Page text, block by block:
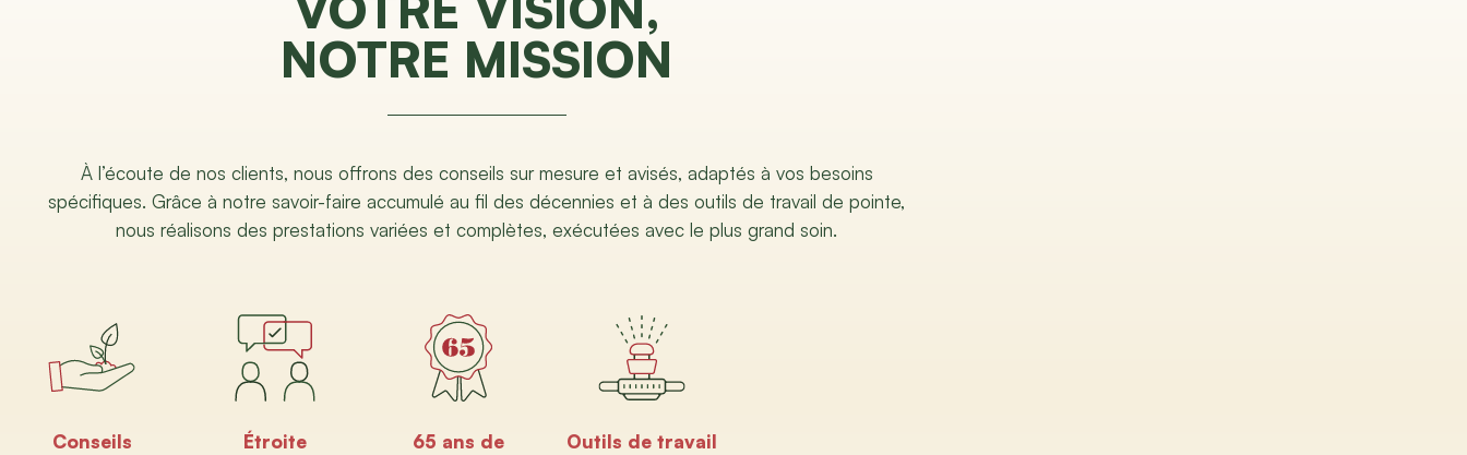
NOTRE MISSION
À l’écoute de nos clients, nous offrons des conseils sur mesure et avisés, adaptés à vos besoins
spécifiques. Grâce à notre savoir-faire accumulé au fil des décennies et à des outils de travail de pointe,
nous réalisons des prestations variées et complètes, exécutées avec le plus grand soin.
Conseils
Étroite
65 ans de
Outils de travail